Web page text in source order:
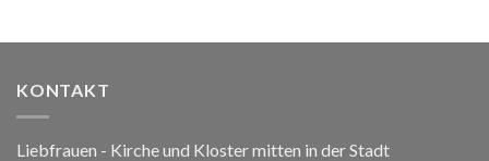
KONTAKT
Liebfrauen - Kirche und Kloster mitten in der Stadt